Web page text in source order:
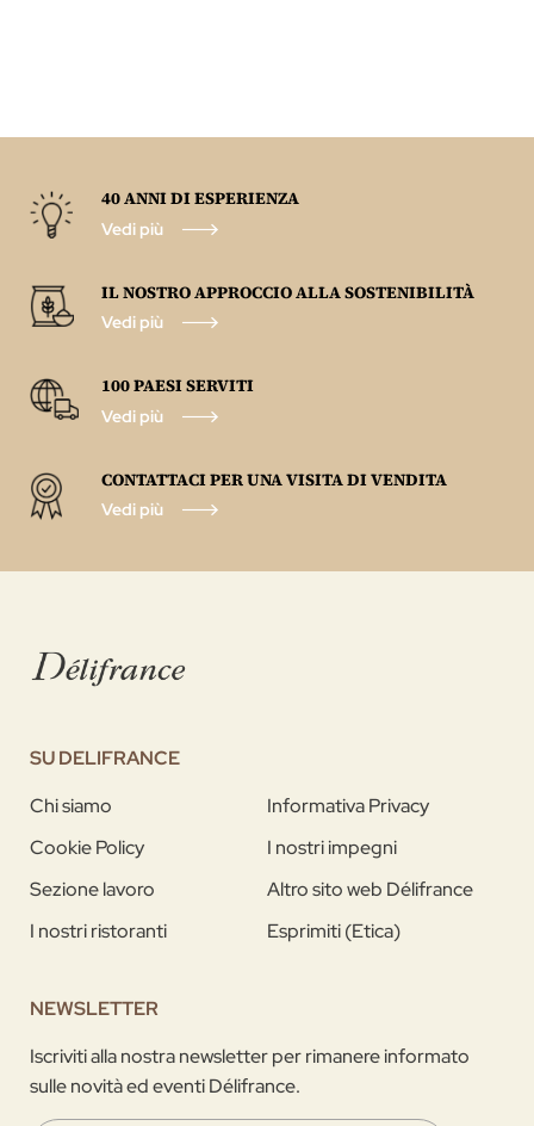
40 ANNI DI ESPERIENZA
Vedi più
IL NOSTRO APPROCCIO ALLA SOSTENIBILITÀ
Vedi più
100 PAESI SERVITI
Vedi più
CONTATTACI PER UNA VISITA DI VENDITA
Vedi più
SU DELIFRANCE
Chi siamo
Informativa Privacy
Cookie Policy
I nostri impegni
Sezione lavoro
Altro sito web Délifrance
I nostri ristoranti
Esprimiti (Etica)
NEWSLETTER
Iscriviti alla nostra newsletter per rimanere informato
sulle novità ed eventi Délifrance.